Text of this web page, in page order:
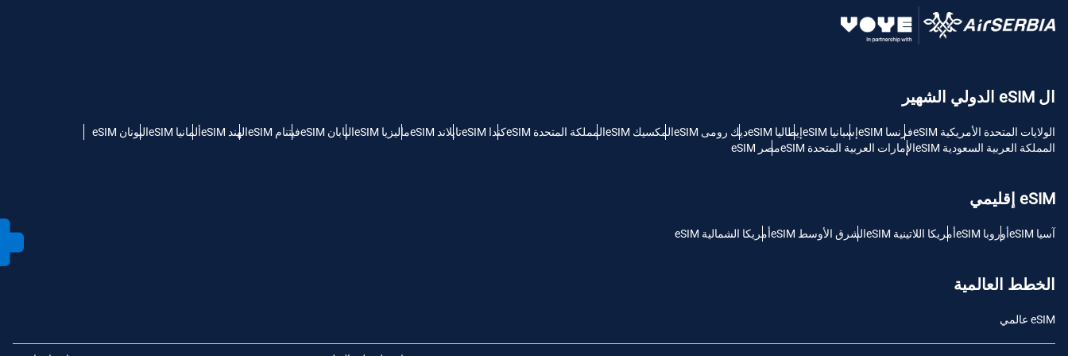
ال eSIM الدولي الشهير
الولايات المتحدة الأمريكية eSIM فرنسا eSIM إسبانيا eSIM إيطاليا eSIM ديك رومى eSIM المكسيك eSIM المملكة المتحدة eSIM كندا eSIM تايلاند eSIM ماليزيا eSIM اليابان eSIM فيتنام eSIM الهند eSIM ألمانيا eSIM
اليونان eSIM
المملكة العربية السعودية eSIM
الإمارات العربية المتحدة eSIM مصر eSIM
eSIM إقليمي
آسيا eSIM أوروبا eSIM أمريكا اللاتينية eSIM الشرق الأوسط eSIM أمريكا الشمالية eSIM
الخطط العالمية
eSIM عالمي
Deutsch
简体中文
JPY - ين ياباني